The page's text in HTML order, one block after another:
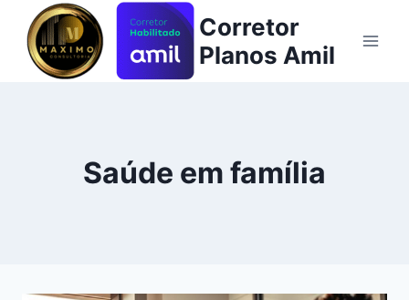
Pular
para
Corretor
Planos Amil
Saúde em família